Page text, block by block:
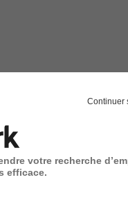
Continuer
votre recherche
efficace.